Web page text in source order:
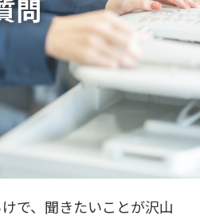
問
で、聞きたいことが沢山